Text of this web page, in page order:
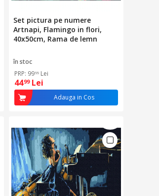
Set pictura pe numere
Artnapi, Flamingo in flori,
40x50cm, Rama de lemn
în stoc
PRP: 9999 Lei
4499 Lei
Adauga in Cos